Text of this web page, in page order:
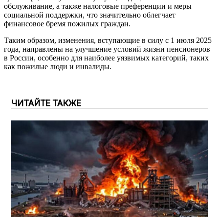
обслуживание, а также налоговые преференции и меры
социальной поддержки, что значительно облегчает
финансовое бремя пожилых граждан.
Таким образом, изменения, вступающие в силу с 1 июля 2025
года, направлены на улучшение условий жизни пенсионеров
в России, особенно для наиболее уязвимых категорий, таких
как пожилые люди и инвалиды.
ЧИТАЙТЕ ТАКЖЕ